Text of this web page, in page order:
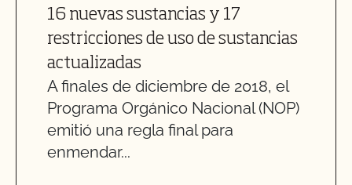
16 nuevas sustancias y 17
restricciones de uso de sustancias
actualizadas
A finales de diciembre de 2018, el
Programa Orgánico Nacional (NOP)
emitió una regla final para
enmendar...